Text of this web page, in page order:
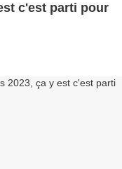
c'est parti pour